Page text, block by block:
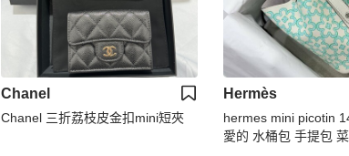
Chanel
Chanel 三折荔枝皮金扣mini短夾
Hermès
hermes mini picotin
愛的 水桶包 手提包 菜